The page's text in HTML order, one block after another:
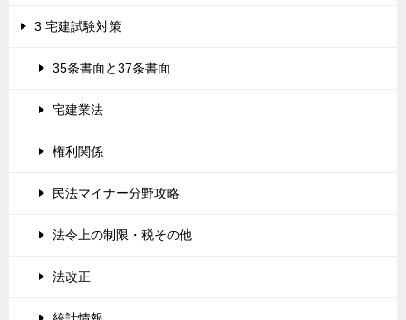
3 宅建試験対策
35条書面と37条書面
宅建業法
権利関係
民法マイナー分野攻略
法令上の制限・税その他
法改正